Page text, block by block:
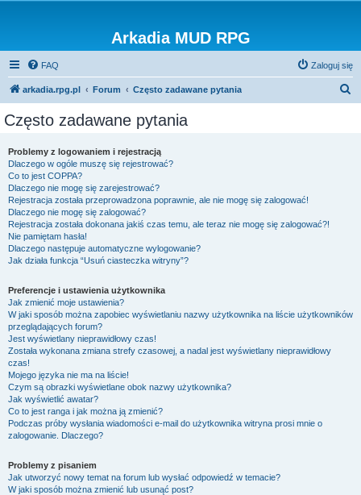
Arkadia MUD RPG
FAQ Zaloguj się
arkadia.rpg.pl Forum Często zadawane pytania
Często zadawane pytania
Problemy z logowaniem i rejestracją
Dlaczego w ogóle muszę się rejestrować?
Co to jest COPPA?
Dlaczego nie mogę się zarejestrować?
Rejestracja została przeprowadzona poprawnie, ale nie mogę się zalogować!
Dlaczego nie mogę się zalogować?
Rejestracja została dokonana jakiś czas temu, ale teraz nie mogę się zalogować?!
Nie pamiętam hasła!
Dlaczego następuje automatyczne wylogowanie?
Jak działa funkcja “Usuń ciasteczka witryny”?
Preferencje i ustawienia użytkownika
Jak zmienić moje ustawienia?
W jaki sposób można zapobiec wyświetlaniu nazwy użytkownika na liście użytkowników
przeglądających forum?
Jest wyświetlany nieprawidłowy czas!
Została wykonana zmiana strefy czasowej, a nadal jest wyświetlany nieprawidłowy
czas!
Mojego języka nie ma na liście!
Czym są obrazki wyświetlane obok nazwy użytkownika?
Jak wyświetlić awatar?
Co to jest ranga i jak można ją zmienić?
Podczas próby wysłania wiadomości e-mail do użytkownika witryna prosi mnie o
zalogowanie. Dlaczego?
Problemy z pisaniem
Jak utworzyć nowy temat na forum lub wysłać odpowiedź w temacie?
W jaki sposób można zmienić lub usunąć post?